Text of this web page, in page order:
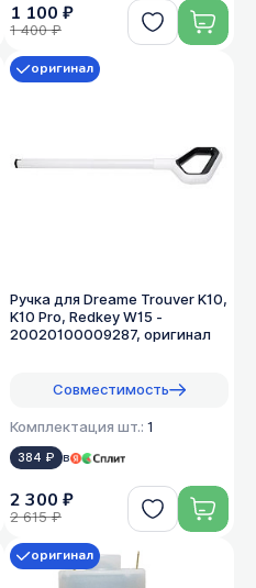
1 100 ₽
1 400 ₽
Ручка для Dreame Trouver K10,
K10 Pro, Redkey W15 -
20020100009287, оригинал
Совместимость
Комплектация шт.: 1
384 ₽ в
оригинал
2 300 ₽
2 615 ₽
оригинал